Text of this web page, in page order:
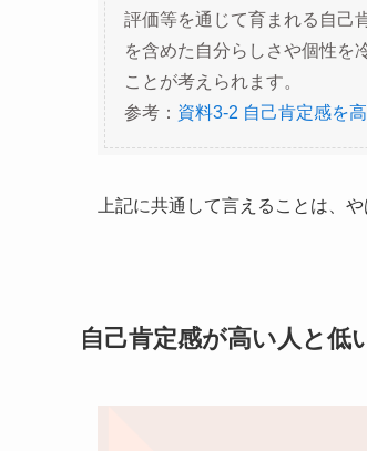
評価等を通じて育まれる自己
を含めた自分らしさや個性を
ことが考えられます。
参考： 資料3-2 自己肯定感を
上記に共通して言えることは、
自己肯定感が高い人と低